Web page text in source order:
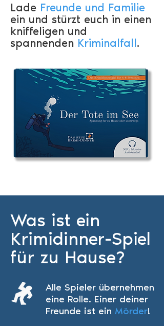
Lade Freunde und Familie
ein und stürzt euch in einen
kniffeligen und
spannenden Kriminalfall.
Was ist ein
Krimidinner-Spiel
für zu Hause?
Alle Spieler übernehmen
eine Rolle. Einer deiner
Freunde ist ein Mörder!